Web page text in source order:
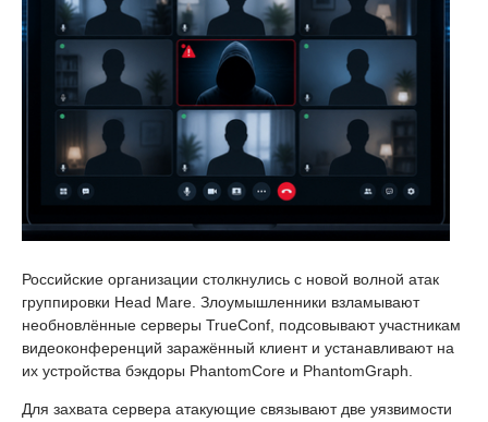
Российские организации столкнулись с новой волной атак
группировки Head Mare. Злоумышленники взламывают
необновлённые серверы TrueConf, подсовывают участникам
видеоконференций заражённый клиент и устанавливают на
их устройства бэкдоры PhantomCore и PhantomGraph.
Для захвата сервера атакующие связывают две уязвимости